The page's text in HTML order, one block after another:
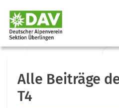
Alle Beiträge
T4